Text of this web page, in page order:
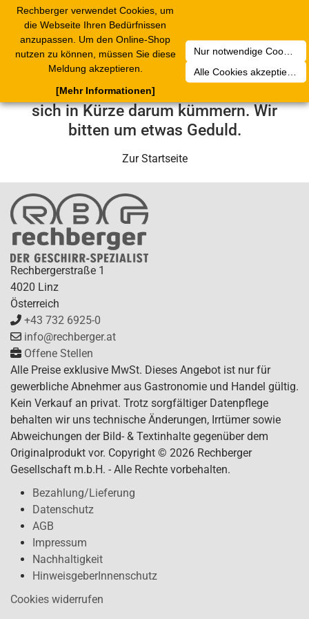
Rechberger verwendet Cookies, um
die Webseite Ihren Bedürfnissen
anzupassen. Um den Online-Shop
nutzen zu können, müssen Sie diese
Meldung akzeptieren.
Nur notwendige Cookies akzeptieren
Alle Cookies akzeptieren
[Mehr Informationen]
Leider ist ein technischer Fehler
aufgetreten. Unser Service-Team wird
sich in Kürze darum kümmern. Wir
bitten um etwas Geduld.
Zur Startseite
Rechbergerstraße 1
4020 Linz
Österreich
+43 732 6925-0
info@rechberger.at
Offene Stellen
Alle Preise exklusive MwSt. Dieses Angebot ist nur für
gewerbliche Abnehmer aus Gastronomie und Handel gültig.
Kein Verkauf an privat. Trotz sorgfältiger Datenpflege
behalten wir uns technische Änderungen, Irrtümer sowie
Abweichungen der Bild- & Textinhalte gegenüber dem
Originalprodukt vor. Copyright © 2026 Rechberger
Gesellschaft m.b.H. - Alle Rechte vorbehalten.
Bezahlung/Lieferung
Datenschutz
AGB
Impressum
Nachhaltigkeit
HinweisgeberInnenschutz
Cookies widerrufen